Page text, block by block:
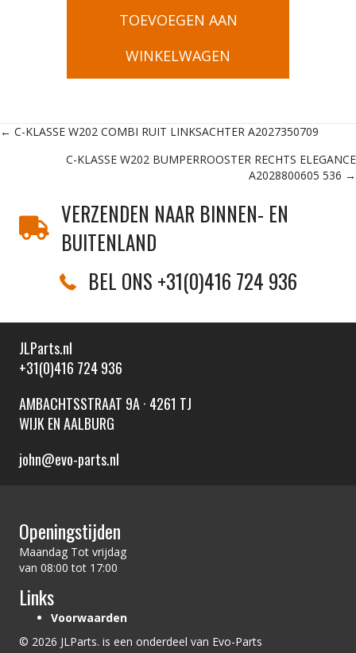
TOEVOEGEN AAN
WINKELWAGEN
Posts
navigation
← C-KLASSE W202 COMBI RUIT LINKSACHTER A2027350709
C-KLASSE W202 BUMPERROOSTER RECHTS ELEGANCE
A2028800605 536 →
VERZENDEN NAAR BINNEN- EN
BUITENLAND
BEL ONS +31(0)416 724 936
JLParts.nl
+31(0)416 724 936
AMBACHTSSTRAAT 9A · 4261 TJ
WIJK EN AALBURG
john@evo-parts.nl
Openingstijden
Maandag Tot vrijdag
van 08:00 tot 17:00
Links
Voorwaarden
© 2026 JLParts. is een onderdeel van Evo-Parts